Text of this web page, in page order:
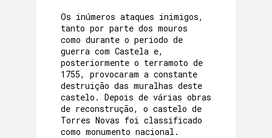
Os inúmeros ataques inimigos,
tanto por parte dos mouros
como durante o periodo de
guerra com Castela e,
posteriormente o terramoto de
1755, provocaram a constante
destruição das muralhas deste
castelo. Depois de várias obras
de reconstrução, o castelo de
Torres Novas foi classificado
como monumento nacional.